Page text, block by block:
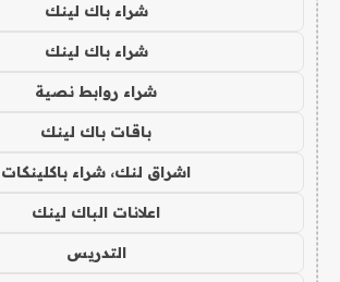
شراء باك لينك
شراء باك لينك
شراء روابط نصية
باقات باك لينك
اشراق لنك، شراء باكلينكات
اعلانات الباك لينك
التدريس